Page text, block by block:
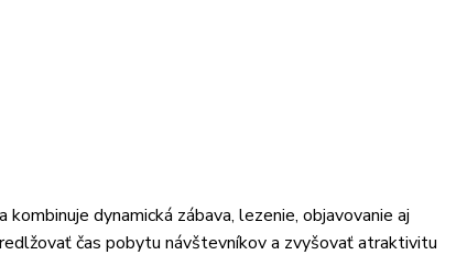
kombinuje dynamická zábava, lezenie, objavovanie aj
čas pobytu návštevníkov a zvyšovať atraktivitu